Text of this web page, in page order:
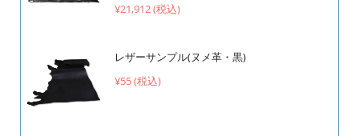
¥21,912 (税込)
レザーサンプル(ヌメ革・黒)
¥55 (税込)